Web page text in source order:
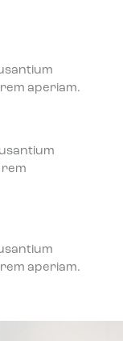
aperiam.
rem
aperiam.